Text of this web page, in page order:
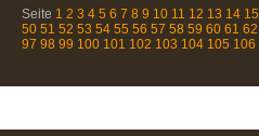
Seite 1 2 3 4 5 6 7 8 9 10 11 12 13 14 15
50 51 52 53 54 55 56 57 58 59 60 61 62
97 98 99 100 101 102 103 104 105 106